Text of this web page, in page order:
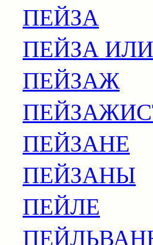
ПЕЙЗА
ПЕЙЗА
ПЕЙЗАЖ
ПЕЙЗАНЕ
ПЕЙЗАНЫ
ПЕЙЛЕ